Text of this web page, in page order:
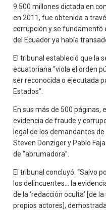
9.500 millones dictada en
en 2011, fue obtenida a
corrupción y se fundamentó
del Ecuador ya había
El tribunal estableció que la
ecuatoriana “viola el orden
ser reconocida o ejecutada
Estados”.
En sus más de 500 páginas,
evidencia de fraude y
legal de los demandantes
Steven Donziger y Pablo
de “abrumadora”.
El tribunal concluyó: “Salvo
los delincuentes... la
de la ‘redacción oculta’ [de
propios actores],